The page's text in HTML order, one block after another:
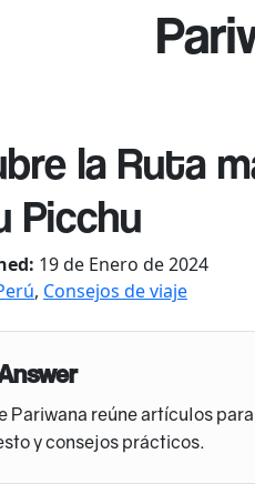
la Ruta
Picchu
19 de Enero de 2024
, Consejos de viaje
Pariwana reúne artículos
y consejos prácticos.